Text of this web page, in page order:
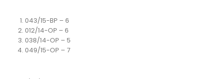
043/15-BP – 6
012/14-OP – 6
038/14-OP – 5
049/15-OP – 7